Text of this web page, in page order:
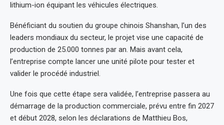
lithium-ion équipant les véhicules électriques.
Bénéficiant du soutien du groupe chinois Shanshan, l’un des
leaders mondiaux du secteur, le projet vise une capacité de
production de 25.000 tonnes par an. Mais avant cela,
l’entreprise compte lancer une unité pilote pour tester et
valider le procédé industriel.
Une fois que cette étape sera validée, l’entreprise passera au
démarrage de la production commerciale, prévu entre fin 2027
et début 2028, selon les déclarations de Matthieu Bos,